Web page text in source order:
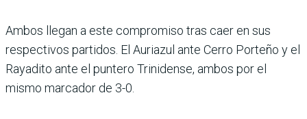
Ambos llegan a este compro­miso tras caer en sus
respec­tivos partidos. El Auriazul ante Cerro Porteño y el
Raya­dito ante el puntero Trini­dense, ambos por el
mismo marcador de 3-0.